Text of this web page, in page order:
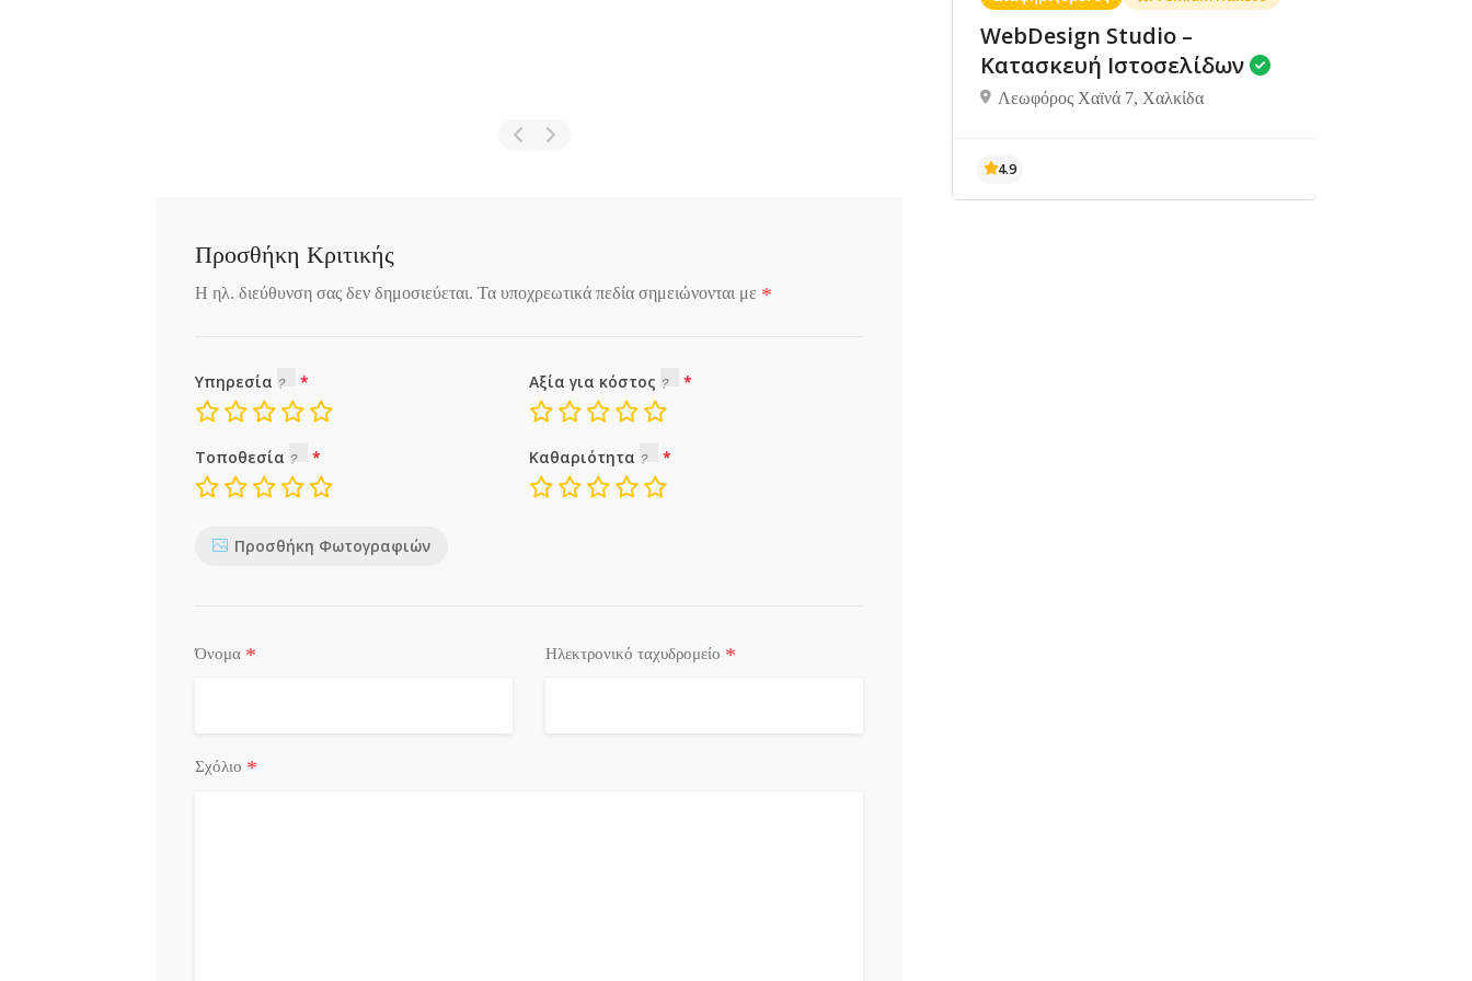
Προσθήκη Κριτικής
Η ηλ. διεύθυνση σας δεν δημοσιεύεται. Τα υποχρεωτικά πεδία σημειώνονται με *
Υπηρεσία Αξία για κόστος
Τοποθεσία Καθαριότητα
Προσθήκη Φωτογραφιών
Όνομα * Ηλεκτρονικό ταχυδρομείο *
Σχόλιο *
WebDesign Studio –
Κατασκευή Ιστοσελίδων
Λεωφόρος Χαϊνά 7, Χαλκίδα